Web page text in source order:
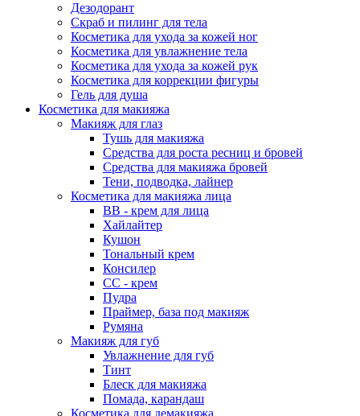
Дезодорант
Скраб и пилинг для тела
Косметика для ухода за кожей ног
Косметика для увлажнение тела
Косметика для ухода за кожей рук
Косметика для коррекции фигуры
Гель для душа
Косметика для макияжа
Макияж для глаз
Тушь для макияжа
Средства для роста ресниц и бровей
Средства для макияжа бровей
Тени, подводка, лайнер
Косметика для макияжа лица
ВВ - крем для лица
Хайлайтер
Кушон
Тональный крем
Консилер
СС - крем
Пудра
Праймер, база под макияж
Румяна
Макияж для губ
Увлажнение для губ
Тинт
Блеск для макияжа
Помада, карандаш
Косметика для демакияжа